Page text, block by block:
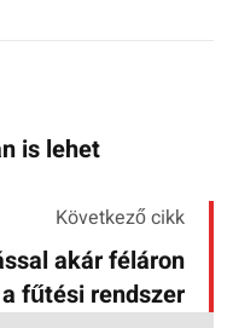
is lehet
Következő cikk
akár féláron
fűtési rendszer